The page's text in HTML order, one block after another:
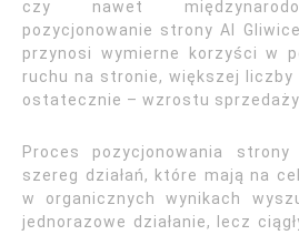
czy nawet
pozycjonowanie strony AI
przynosi wymierne korzyści w
ruchu na stronie, większej
ostatecznie – wzrostu sprzedaży.
Proces pozycjonowania
szereg działań, które mają na
w organicznych wynikach
jednorazowe działanie, lecz